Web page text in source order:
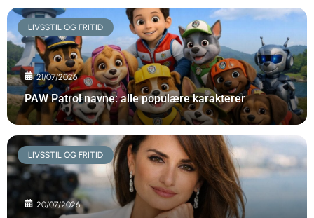
LIVSSTIL OG FRITID
21/07/2026
PAW Patrol navne: alle populære karakterer
LIVSSTIL OG FRITID
20/07/2026